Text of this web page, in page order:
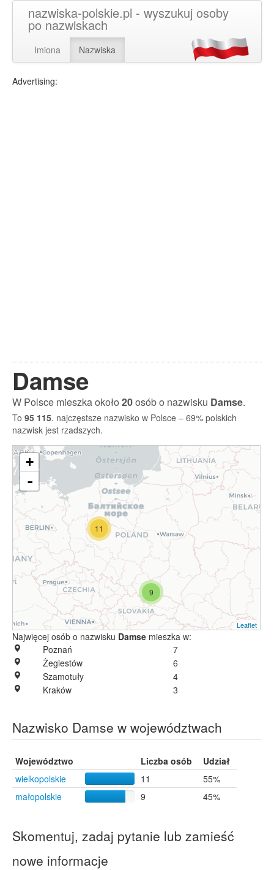
nazwiska-polskie.pl - wyszukuj osoby
po nazwiskach
Imiona Nazwiska
Advertising:
Damse
W Polsce mieszka około20osób o nazwisku Damse.
To 95 115. najczęstsze nazwisko w Polsce – 69% polskich
nazwisk jest rzadszych.
9
11
+
-
Leaflet
Najwięcej osób o nazwisku Damse mieszka w:
Poznań
7
Żegiestów
6
Szamotuły
4
Kraków
3
Nazwisko Damse w województwach
Województwo Liczba osób
Udział
wielkopolskie
11
55%
małopolskie
9 45%
Skomentuj, zadaj pytanie lub zamieść
nowe informacje